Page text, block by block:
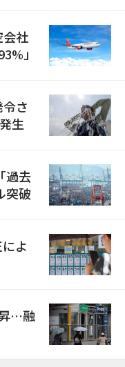
会社
」
さ
生
過去
突破
よ
…融